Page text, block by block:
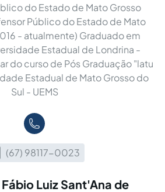
do Estado de Mato Grosso
Público do Estado de Mato
- atualmente) Graduado em
Estadual de Londrina -
do curso de Pós Graduação "latu
Estadual de Mato Grosso do
Sul - UEMS
(67) 98117-0023
Luiz Sant'Ana de